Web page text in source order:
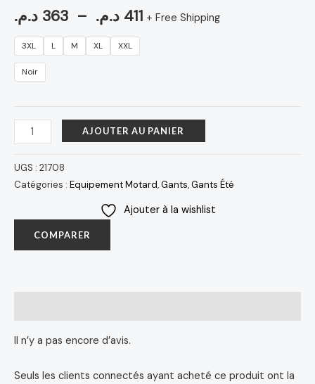
363 د.م. – 411 د.م. + Free Shipping
3XL L M XL XXL
Noir
AJOUTER AU PANIER
UGS : 21708
Catégories : Equipement Motard,Gants,Gants Été
Ajouter à la wishlist
COMPARER
Il n’y a pas encore d’avis.
Seuls les clients connectés ayant acheté ce produit ont la